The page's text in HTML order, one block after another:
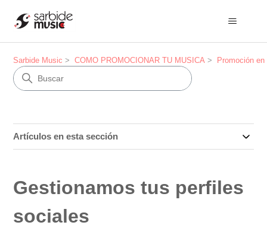
Sarbide Music COMO PROMOCIONAR TU MUSICA Promoción
Artículos en esta sección
Gestionamos tus perfiles
sociales